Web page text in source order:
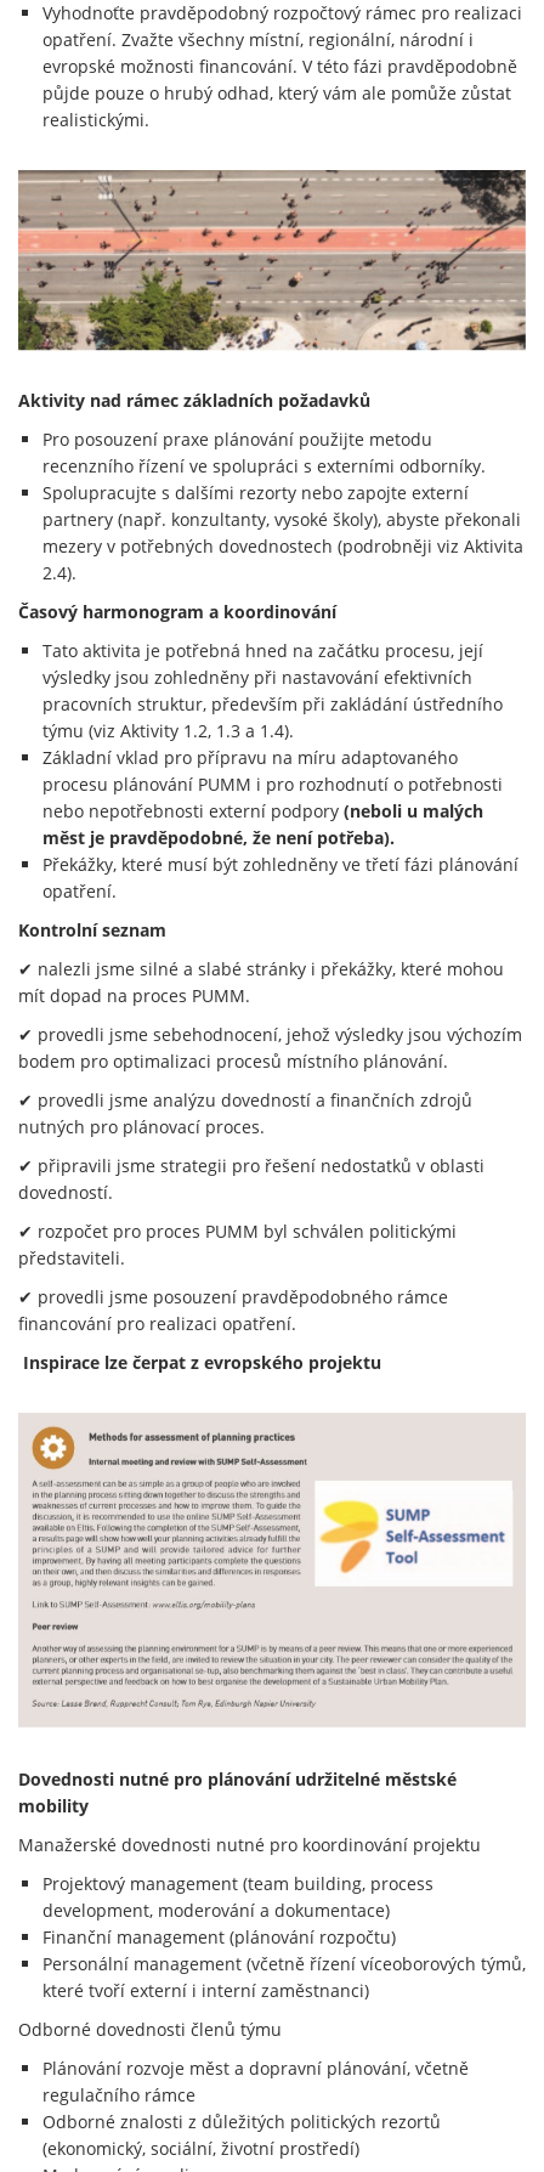
Vyhodnoťte pravděpodobný rozpočtový rámec pro realizaci
opatření. Zvažte všechny místní, regionální, národní i
evropské možnosti financování. V této fázi pravděpodobně
půjde pouze o hrubý odhad, který vám ale pomůže zůstat
realistickými.
Aktivity nad rámec základních požadavků
Pro posouzení praxe plánování použijte metodu
recenzního řízení ve spolupráci s externími odborníky.
Spolupracujte s dalšími rezorty nebo zapojte externí
partnery (např. konzultanty, vysoké školy), abyste překonali
mezery v potřebných dovednostech (podrobněji viz Aktivita
2.4).
Časový harmonogram a koordinování
Tato aktivita je potřebná hned na začátku procesu, její
výsledky jsou zohledněny při nastavování efektivních
pracovních struktur, především při zakládání ústředního
týmu (viz Aktivity 1.2, 1.3 a 1.4).
Základní vklad pro přípravu na míru adaptovaného
procesu plánování PUMM i pro rozhodnutí o potřebnosti
nebo nepotřebnosti externí podpory (neboli u malých
měst je pravděpodobné, že není potřeba).
Překážky, které musí být zohledněny ve třetí fázi plánování
opatření.
Kontrolní seznam
✔ nalezli jsme silné a slabé stránky i překážky, které mohou
mít dopad na proces PUMM.
✔ provedli jsme sebehodnocení, jehož výsledky jsou výchozím
bodem pro optimalizaci procesů místního plánování.
✔ provedli jsme analýzu dovedností a finančních zdrojů
nutných pro plánovací proces.
✔ připravili jsme strategii pro řešení nedostatků v oblasti
dovedností.
✔ rozpočet pro proces PUMM byl schválen politickými
představiteli.
✔ provedli jsme posouzení pravděpodobného rámce
financování pro realizaci opatření.
Inspirace lze čerpat z evropského projektu
Dovednosti nutné pro plánování udržitelné městské
mobility
Manažerské dovednosti nutné pro koordinování projektu
Projektový management (team building, process
development, moderování a dokumentace)
Finanční management (plánování rozpočtu)
Personální management (včetně řízení víceoborových týmů,
které tvoří externí i interní zaměstnanci)
Odborné dovednosti členů týmu
Plánování rozvoje měst a dopravní plánování, včetně
regulačního rámce
Odborné znalosti z důležitých politických rezortů
(ekonomický, sociální, životní prostředí)